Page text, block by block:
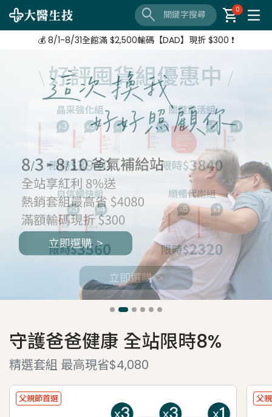
search shopping_cart
0
【8/3-8/10 爸氣補給站】 全站紅利享8%
💰 8/1-8/31全館滿 $2,500輸碼【DAD】現折 $300 ❗
【8/3-8/10 爸氣補給站】 全站紅利享8%
守護爸爸健康 全站限時8%
精選套組 最高現省$4,080
父親節首選 父